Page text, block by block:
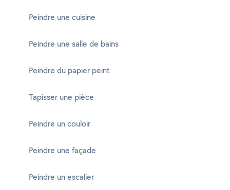
Peindre une cuisine
Peindre une salle de bains
Peindre du papier peint
Tapisser une pièce
Peindre un couloir
Peindre une façade
Peindre un escalier